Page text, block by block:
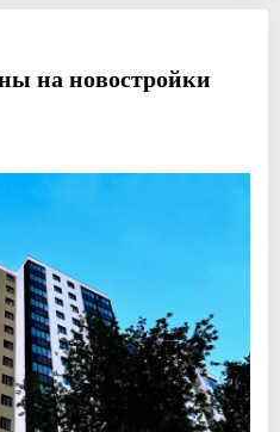
на новостройки